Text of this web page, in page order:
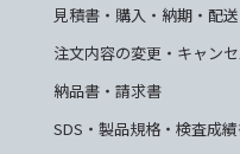
見積書・購入・納期・配送
注文内容の変更・キャン
納品書・請求書
SDS・製品規格・検査成